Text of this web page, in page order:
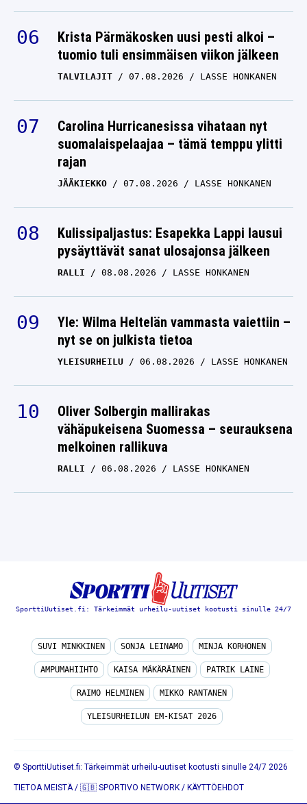
Krista Pärmäkosken uusi pesti alkoi –
tuomio tuli ensimmäisen viikon jälkeen
TALVILAJIT 07.08.2026 LASSE HONKANEN
Carolina Hurricanesissa vihataan nyt
suomalaispelaajaa – tämä temppu ylitti
rajan
JÄÄKIEKKO 07.08.2026 LASSE HONKANEN
Kulissipaljastus: Esapekka Lappi lausui
pysäyttävät sanat ulosajonsa jälkeen
RALLI 08.08.2026 LASSE HONKANEN
Yle: Wilma Heltelän vammasta vaiettiin –
nyt se on julkista tietoa
YLEISURHEILU 06.08.2026 LASSE HONKANEN
Oliver Solbergin mallirakas
vähäpukeisena Suomessa – seurauksena
melkoinen rallikuva
RALLI 06.08.2026 LASSE HONKANEN
SporttiUutiset.fi: Tärkeimmät urheilu-uutiset kootusti sinulle 24/7
SUVI MINKKINEN SONJA LEINAMO MINJA KORHONEN
AMPUMAHIIHTO KAISA MÄKÄRÄINEN PATRIK LAINE
RAIMO HELMINEN MIKKO RANTANEN
YLEISURHEILUN EM-KISAT 2026
© SporttiUutiset.fi: Tärkeimmät urheilu-uutiset kootusti sinulle 24/7 2026
TIETOA MEISTÄ/ 🇬🇧 SPORTIVO NETWORK / KÄYTTÖEHDOT